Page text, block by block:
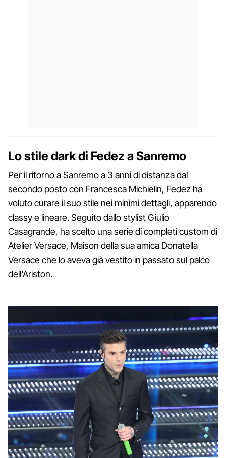
Lo stile dark di Fedez a Sanremo
Per il ritorno a Sanremo a 3 anni di distanza dal
secondo posto con Francesca Michielin, Fedez ha
voluto curare il suo stile nei minimi dettagli, apparendo
classy e lineare. Seguito dallo stylist Giulio
Casagrande, ha scelto una serie di completi custom di
Atelier Versace, Maison della sua amica Donatella
Versace che lo aveva già vestito in passato sul palco
dell'Ariston.